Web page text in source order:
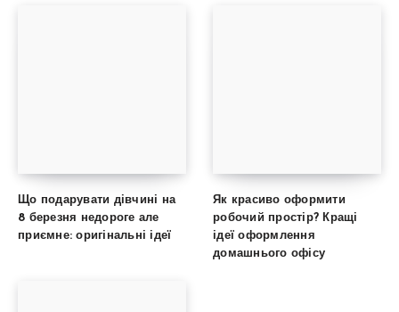
Що подарувати дівчині на
8 березня недороге але
приємне: оригінальні ідеї
Як красиво оформити
робочий простір? Кращі
ідеї оформлення
домашнього офісу